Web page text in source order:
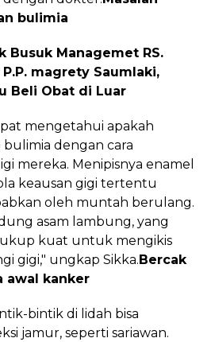
bulimia
Busuk Managemet RS.
magrety Saumlaki,
Beli Obat di Luar
mengetahui apakah
dengan cara
mereka. Menipisnya enamel
keausan gigi tertentu
oleh muntah berulang.
asam lambung, yang
kuat untuk mengikis
gigi," ungkap Sikka. Bercak
awal kanker
bintik di lidah bisa
jamur, seperti sariawan.